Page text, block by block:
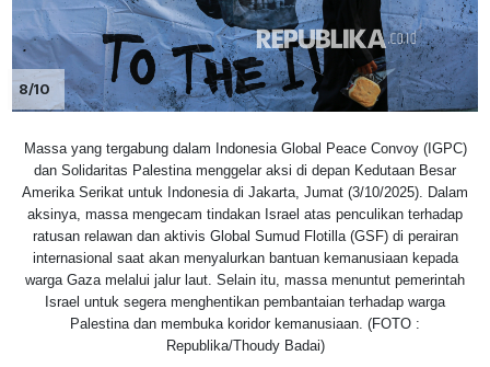
8/10
Massa yang tergabung dalam Indonesia Global Peace Convoy (IGPC)
dan Solidaritas Palestina menggelar aksi di depan Kedutaan Besar
Amerika Serikat untuk Indonesia di Jakarta, Jumat (3/10/2025). Dalam
aksinya, massa mengecam tindakan Israel atas penculikan terhadap
ratusan relawan dan aktivis Global Sumud Flotilla (GSF) di perairan
internasional saat akan menyalurkan bantuan kemanusiaan kepada
warga Gaza melalui jalur laut. Selain itu, massa menuntut pemerintah
Israel untuk segera menghentikan pembantaian terhadap warga
Palestina dan membuka koridor kemanusiaan. (FOTO :
Republika/Thoudy Badai)